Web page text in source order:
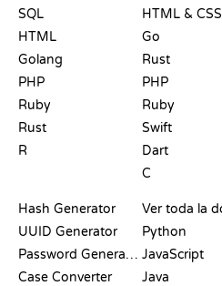
SQL
HTML
Golang
PHP
Ruby
Rust
R
HTML & CSS
Go
Rust
PHP
Ruby
Swift
Dart
C
Hash Generator
UUID Generator
Password Generator
Case Converter
Python
JavaScript
Java